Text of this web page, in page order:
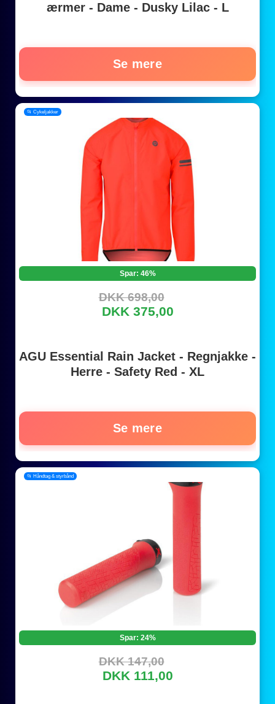
ærmer - Dame - Dusky Lilac - L
Se mere
📂 Cykeljakker
Spar: 46%
DKK 698,00
DKK 375,00
AGU Essential Rain Jacket - Regnjakke -
Herre - Safety Red - XL
Se mere
📂 Håndtag & styrbånd
Spar: 24%
DKK 147,00
DKK 111,00